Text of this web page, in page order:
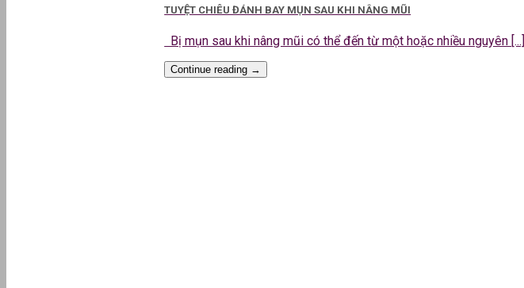
TUYỆT CHIÊU ĐÁNH BAY MỤN SAU KHI NÂNG MŨI
Bị mụn sau khi nâng mũi có thể đến từ một hoặc nhiều nguyên [...]
Continue reading →